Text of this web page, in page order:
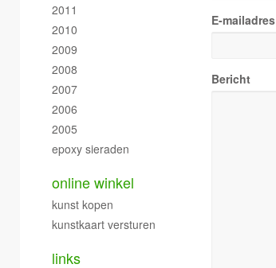
E-mailadres
Bericht
2011
2010
2009
2008
2007
2006
2005
epoxy sieraden
online winkel
kunst kopen
kunstkaart versturen
links